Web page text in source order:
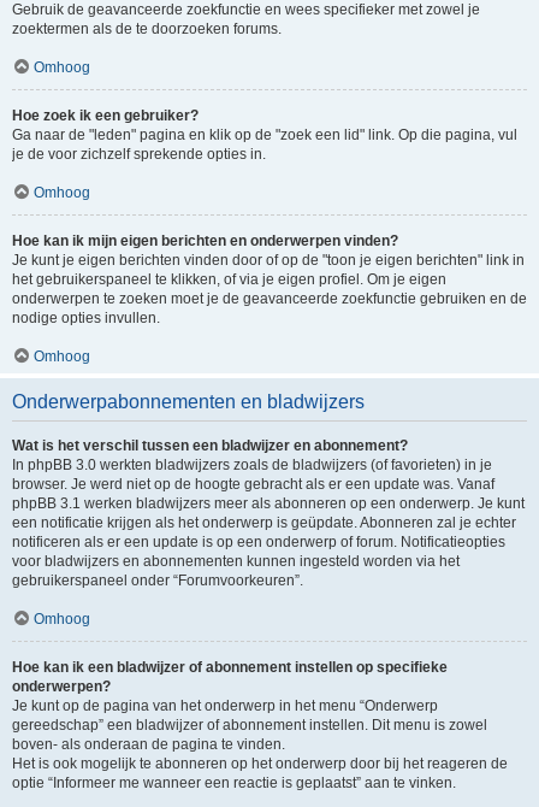
Gebruik de geavanceerde zoekfunctie en wees specifieker met zowel je
zoektermen als de te doorzoeken forums.
Omhoog
Hoe zoek ik een gebruiker?
Ga naar de "leden" pagina en klik op de "zoek een lid" link. Op die pagina, vul
je de voor zichzelf sprekende opties in.
Omhoog
Hoe kan ik mijn eigen berichten en onderwerpen vinden?
Je kunt je eigen berichten vinden door of op de "toon je eigen berichten" link in
het gebruikerspaneel te klikken, of via je eigen profiel. Om je eigen
onderwerpen te zoeken moet je de geavanceerde zoekfunctie gebruiken en de
nodige opties invullen.
Omhoog
Onderwerpabonnementen en bladwijzers
Wat is het verschil tussen een bladwijzer en abonnement?
In phpBB 3.0 werkten bladwijzers zoals de bladwijzers (of favorieten) in je
browser. Je werd niet op de hoogte gebracht als er een update was. Vanaf
phpBB 3.1 werken bladwijzers meer als abonneren op een onderwerp. Je kunt
een notificatie krijgen als het onderwerp is geüpdate. Abonneren zal je echter
notificeren als er een update is op een onderwerp of forum. Notificatieopties
voor bladwijzers en abonnementen kunnen ingesteld worden via het
gebruikerspaneel onder “Forumvoorkeuren”.
Omhoog
Hoe kan ik een bladwijzer of abonnement instellen op specifieke
onderwerpen?
Je kunt op de pagina van het onderwerp in het menu “Onderwerp
gereedschap” een bladwijzer of abonnement instellen. Dit menu is zowel
boven- als onderaan de pagina te vinden.
Het is ook mogelijk te abonneren op het onderwerp door bij het reageren de
optie “Informeer me wanneer een reactie is geplaatst” aan te vinken.